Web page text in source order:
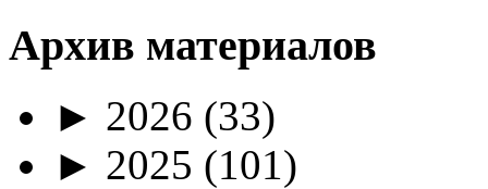
Архив материалов
► 2026 (33)
► 2025 (101)